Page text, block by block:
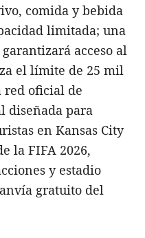
comida y bebida
limitada; una
acceso al
el límite de 25 mil
red oficial de
diseñada para
en Kansas City
la FIFA 2026,
y estadio
gratuito del